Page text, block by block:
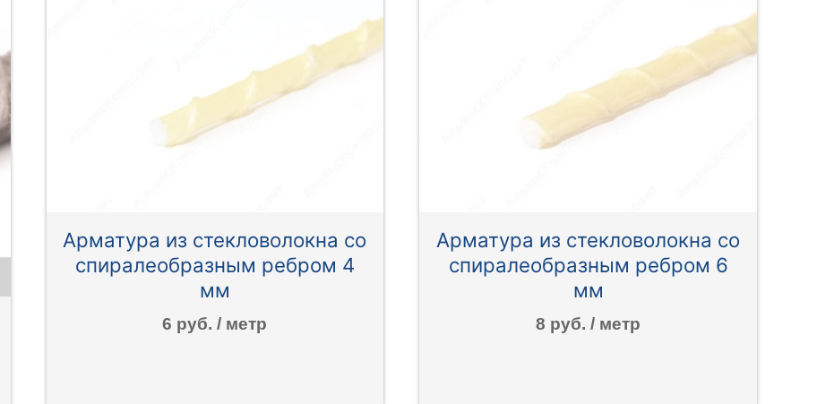
Арматура из стекловолокна со
спиралеобразным ребром 4
мм
6 руб. / метр
Арматура из стекловолокна со
спиралеобразным ребром 6
мм
8 руб. / метр